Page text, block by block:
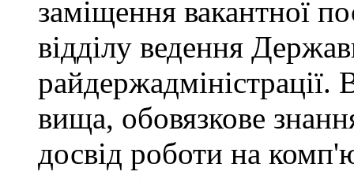
заміщення вакантної
відділу ведення
райдержадміністрації.
вища, обовязкове
досвід роботи на